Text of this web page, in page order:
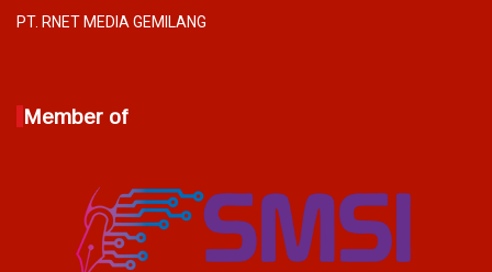
PT. RNET MEDIA GEMILANG
Member of